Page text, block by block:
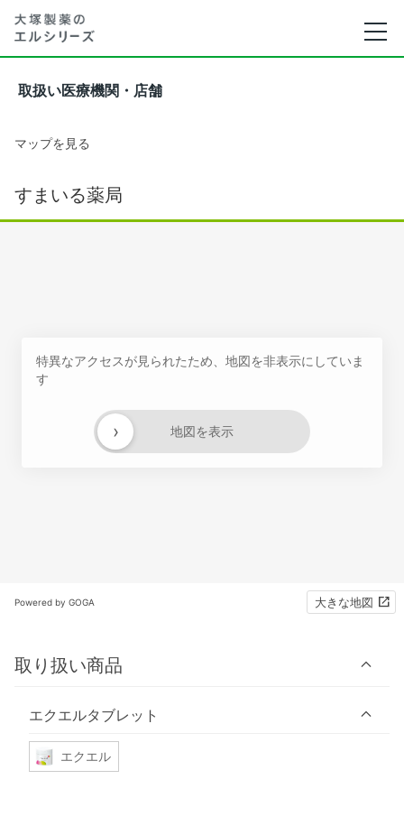
取扱い医療機関・店舗
マップを見る
すまいる薬局
特異なアクセスが見られたため、地図を非表示にしていま
す
地図を表示
›
Powered by GOGA 大きな地図
取り扱い商品
エクエルタブレット
エクエル